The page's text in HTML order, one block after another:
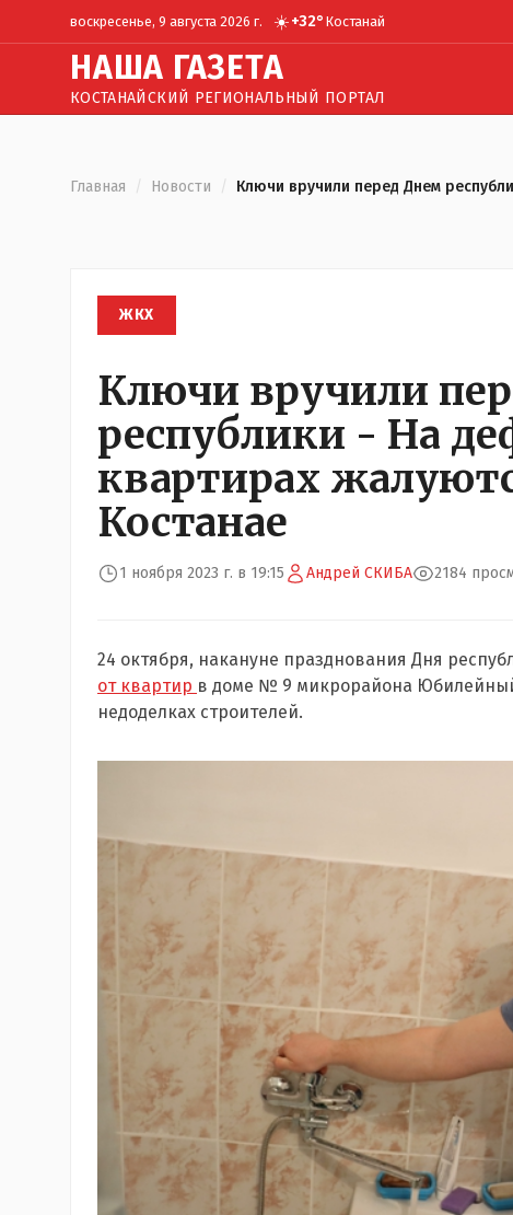
воскресенье, 9 августа 2026 г. ☀️+32° Костанай
НАША ГАЗЕТА
КОСТАНАЙСКИЙ РЕГИОНАЛЬНЫЙ ПОРТАЛ
Главная / Новости / Ключи вручили перед Днем
ЖКХ
Ключи вручили
республики - На
квартирах
Костанае
1 ноября 2023 г. в 19:15 Андрей СКИБА 2184
24 октября, накануне празднования Дня
от квартир в доме № 9 микрорайона
недоделках строителей.